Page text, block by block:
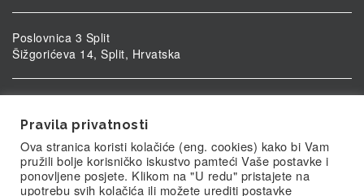
Poslovnica 3 Split
Šižgorićeva 14, Split, Hrvatska
Ulica kardinala Alojzija Stepinca 5, Vukovar, Hrvatska
Pravila privatnosti
Ova stranica koristi kolačiće (eng. cookies) kako bi Vam
pružili bolje korisničko iskustvo pamteći Vaše postavke i
ponovljene posjete. Klikom na "U redu" pristajete na
upotrebu svih kolačića ili možete urediti postavke